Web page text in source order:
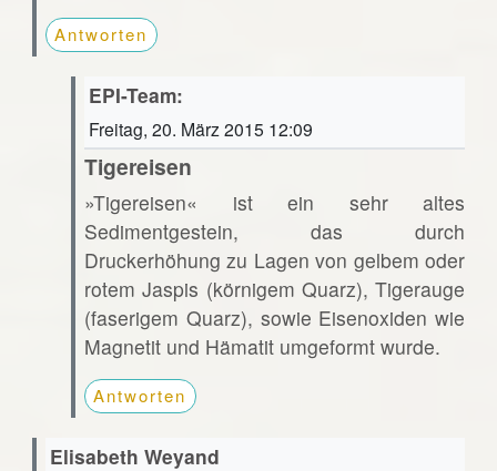
Antworten
EPI-Team:
Freitag, 20. März 2015 12:09
Tigereisen
»Tigereisen« ist ein sehr altes
Sedimentgestein, das durch
Druckerhöhung zu Lagen von gelbem oder
rotem Jaspis (körnigem Quarz), Tigerauge
(faserigem Quarz), sowie Eisenoxiden wie
Magnetit und Hämatit umgeformt wurde.
Antworten
Elisabeth Weyand